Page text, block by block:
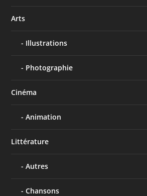
Arts
Illustrations
Photographie
Cinéma
Animation
Littérature
Autres
Chansons